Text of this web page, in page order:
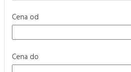
Cena od
Cena do